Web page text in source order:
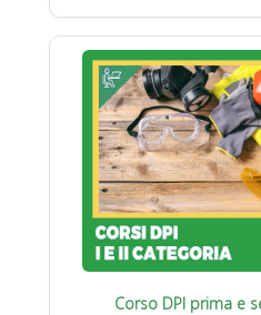
Corso DPI prima e